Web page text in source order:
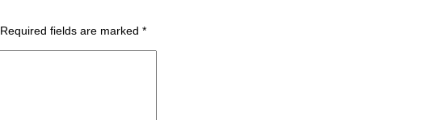
Required fields are marked *